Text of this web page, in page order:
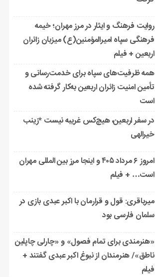
روایت فرهنگ و ایثار در مرز مهران؛ خیمه
فرهنگی سپاه امیرالمؤمنین(ع) میزبان زائران
اربعین + فیلم
همه ظرفیت‌های سپاه برای خدمت‌رسانی و
تأمین امنیت زائران اربعین به‌کار گرفته شده
است
در سفر اربعین، هیچ‌کس غریبه نیست *زینب
خیرالهی
امروز ۶ مرداد ۴۰۵ و اینجا مرز بین المللی مهران
است… + فیلم
میرباقری: قول و قرارمان با اکبر عبدی بازی در
سلمان فارسی بود
«هنرمندی برای تمام فصول» و «چارلی چاپلین
ناطق»/ هنرمندان از نبوغ اکبر عبدی گفتند +
فیلم